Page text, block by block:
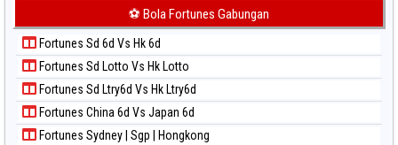
Paito Harian Korea
Paito Harian Kuda Lari
Paito Harian Magnum Cambodia
Paito Harian Nagoya
Paito Harian New York Midday
Paito Harian North Carolina Day
⚽ Bola Fortunes Gabungan
Fortunes Sd 6d Vs Hk 6d
Fortunes Sd Lotto Vs Hk Lotto
Fortunes Sd Ltry6d Vs Hk Ltry6d
Fortunes China 6d Vs Japan 6d
Fortunes Sydney | Sgp | Hongkong